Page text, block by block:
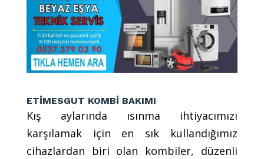
ETİMESGUT KOMBİ BAKIMI
Kış aylarında ısınma ihtiyacımızı
karşılamak için en sık kullandığımız
cihazlardan biri olan kombiler, düzenli